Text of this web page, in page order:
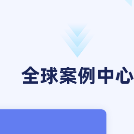
全球案例中心